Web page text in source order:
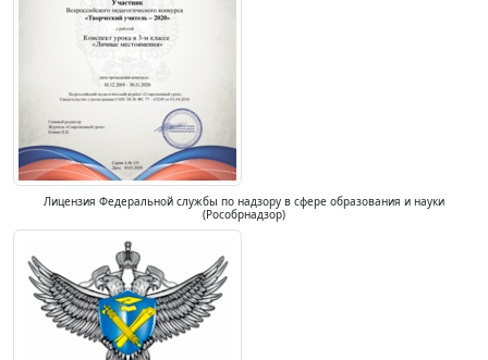
Лицензия Федеральной службы по надзору в сфере образования и науки
(Рособрнадзор)